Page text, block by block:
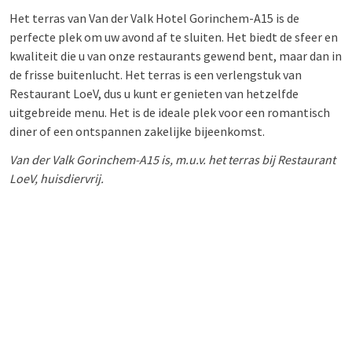
Het terras van Van der Valk Hotel Gorinchem-A15 is de
perfecte plek om uw avond af te sluiten. Het biedt de sfeer en
kwaliteit die u van onze restaurants gewend bent, maar dan in
de frisse buitenlucht. Het terras is een verlengstuk van
Restaurant LoeV, dus u kunt er genieten van hetzelfde
uitgebreide menu. Het is de ideale plek voor een romantisch
diner of een ontspannen zakelijke bijeenkomst.
Van der Valk Gorinchem-A15 is, m.u.v. het terras bij Restaurant
LoeV, huisdiervrij.